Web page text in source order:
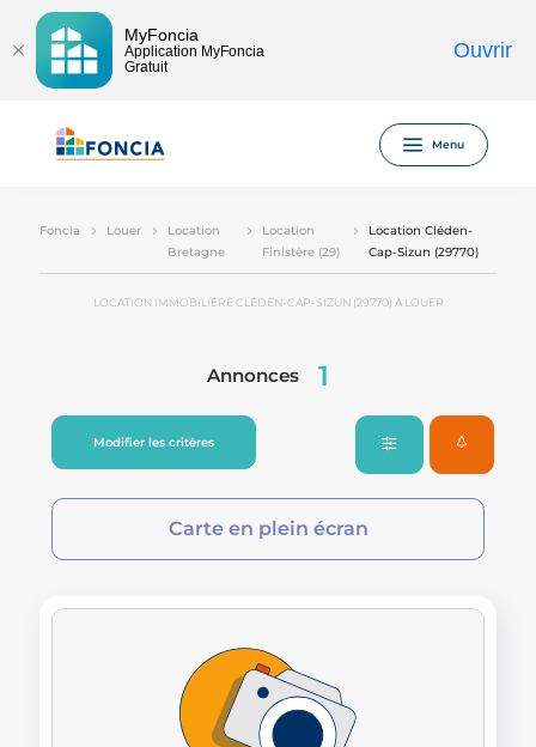
MyFoncia
Application MyFoncia
Gratuit
Ouvrir
Menu
Foncia Louer
Location
Bretagne
Location
Finistère (29)
Location Cléden-
Cap-Sizun (29770)
LOCATION IMMOBILIÈRE CLÉDEN-CAP-SIZUN (29770) À LOUER
Annonces 1
Modifier les critères
Carte en plein écran